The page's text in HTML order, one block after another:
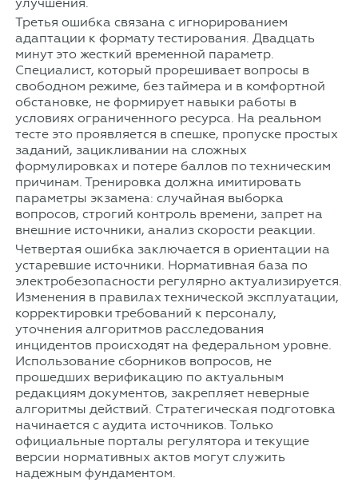
улучшения.
Третья ошибка связана с игнорированием
адаптации к формату тестирования. Двадцать
минут это жесткий временной параметр.
Специалист, который прорешивает вопросы в
свободном режиме, без таймера и в комфортной
обстановке, не формирует навыки работы в
условиях ограниченного ресурса. На реальном
тесте это проявляется в спешке, пропуске простых
заданий, зацикливании на сложных
формулировках и потере баллов по техническим
причинам. Тренировка должна имитировать
параметры экзамена: случайная выборка
вопросов, строгий контроль времени, запрет на
внешние источники, анализ скорости реакции.
Четвертая ошибка заключается в ориентации на
устаревшие источники. Нормативная база по
электробезопасности регулярно актуализируется.
Изменения в правилах технической эксплуатации,
корректировки требований к персоналу,
уточнения алгоритмов расследования
инцидентов происходят на федеральном уровне.
Использование сборников вопросов, не
прошедших верификацию по актуальным
редакциям документов, закрепляет неверные
алгоритмы действий. Стратегическая подготовка
начинается с аудита источников. Только
официальные порталы регулятора и текущие
версии нормативных актов могут служить
надежным фундаментом.